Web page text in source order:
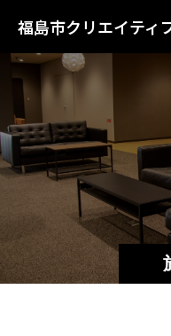
福島市クリエイティ